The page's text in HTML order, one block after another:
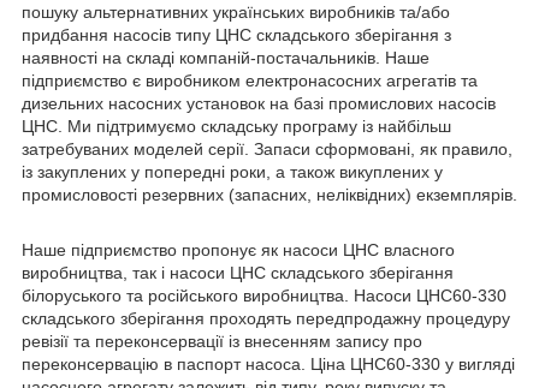
пошуку альтернативних українських виробників та/або
придбання насосів типу ЦНС складського зберігання з
наявності на складі компаній-постачальників. Наше
підприємство є виробником електронасосних агрегатів та
дизельних насосних установок на базі промислових насосів
ЦНС. Ми підтримуємо складську програму із найбільш
затребуваних моделей серії. Запаси сформовані, як правило,
із закуплених у попередні роки, а також викуплених у
промисловості резервних (запасних, неліквідних) екземплярів.
Наше підприємство пропонує як насоси ЦНС власного
виробництва, так і насоси ЦНС складського зберігання
білоруського та російського виробництва. Насоси ЦНС60-330
складського зберігання проходять передпродажну процедуру
ревізії та переконсервації із внесенням запису про
переконсервацію в паспорт насоса. Ціна ЦНС60-330 у вигляді